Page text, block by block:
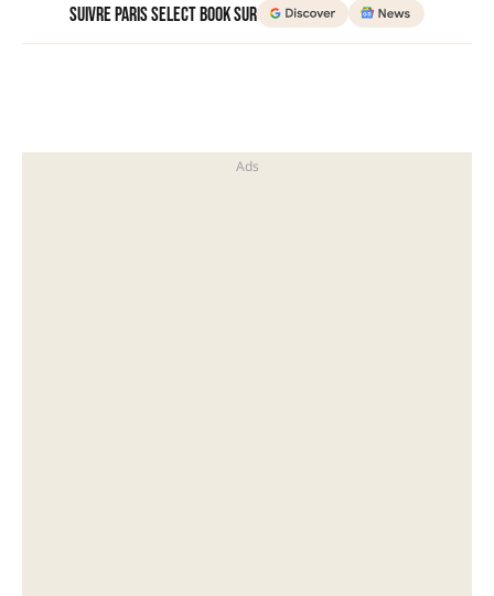
Suivre Paris Select Book sur